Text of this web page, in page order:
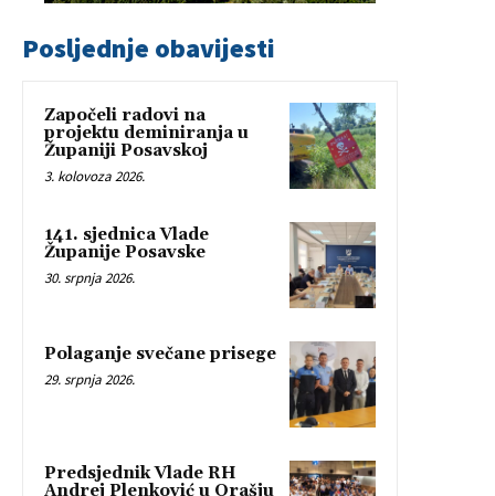
Posljednje obavijesti
Započeli radovi na
projektu deminiranja u
Županiji Posavskoj
3. kolovoza 2026.
141. sjednica Vlade
Županije Posavske
30. srpnja 2026.
Polaganje svečane prisege
29. srpnja 2026.
Predsjednik Vlade RH
Andrej Plenković u Orašju